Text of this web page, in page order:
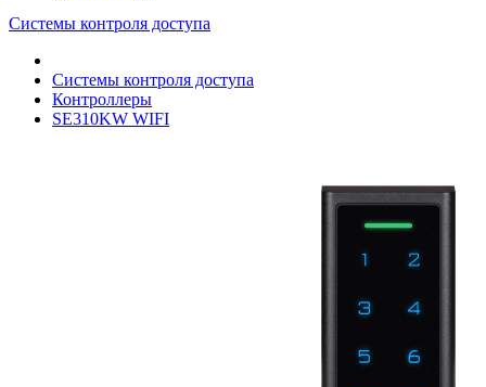
Системы контроля доступа
Системы контроля доступа
Контроллеры
SE310KW WIFI